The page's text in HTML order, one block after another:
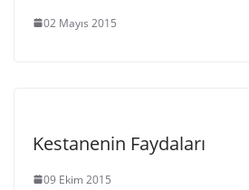
02 Mayıs 2015
Kestanenin Faydaları
09 Ekim 2015